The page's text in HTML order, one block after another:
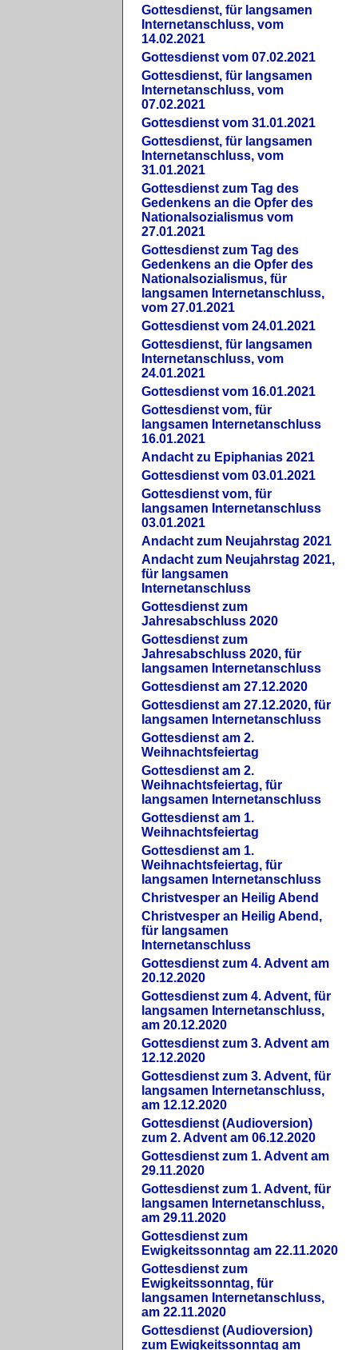
Gottesdienst, für langsamen
Internetanschluss, vom
14.02.2021
Gottesdienst vom 07.02.2021
Gottesdienst, für langsamen
Internetanschluss, vom
07.02.2021
Gottesdienst vom 31.01.2021
Gottesdienst, für langsamen
Internetanschluss, vom
31.01.2021
Gottesdienst zum Tag des
Gedenkens an die Opfer des
Nationalsozialismus vom
27.01.2021
Gottesdienst zum Tag des
Gedenkens an die Opfer des
Nationalsozialismus, für
langsamen Internetanschluss,
vom 27.01.2021
Gottesdienst vom 24.01.2021
Gottesdienst, für langsamen
Internetanschluss, vom
24.01.2021
Gottesdienst vom 16.01.2021
Gottesdienst vom, für
langsamen Internetanschluss
16.01.2021
Andacht zu Epiphanias 2021
Gottesdienst vom 03.01.2021
Gottesdienst vom, für
langsamen Internetanschluss
03.01.2021
Andacht zum Neujahrstag 2021
Andacht zum Neujahrstag 2021,
für langsamen
Internetanschluss
Gottesdienst zum
Jahresabschluss 2020
Gottesdienst zum
Jahresabschluss 2020, für
langsamen Internetanschluss
Gottesdienst am 27.12.2020
Gottesdienst am 27.12.2020, für
langsamen Internetanschluss
Gottesdienst am 2.
Weihnachtsfeiertag
Gottesdienst am 2.
Weihnachtsfeiertag, für
langsamen Internetanschluss
Gottesdienst am 1.
Weihnachtsfeiertag
Gottesdienst am 1.
Weihnachtsfeiertag, für
langsamen Internetanschluss
Christvesper an Heilig Abend
Christvesper an Heilig Abend,
für langsamen
Internetanschluss
Gottesdienst zum 4. Advent am
20.12.2020
Gottesdienst zum 4. Advent, für
langsamen Internetanschluss,
am 20.12.2020
Gottesdienst zum 3. Advent am
12.12.2020
Gottesdienst zum 3. Advent, für
langsamen Internetanschluss,
am 12.12.2020
Gottesdienst (Audioversion)
zum 2. Advent am 06.12.2020
Gottesdienst zum 1. Advent am
29.11.2020
Gottesdienst zum 1. Advent, für
langsamen Internetanschluss,
am 29.11.2020
Gottesdienst zum
Ewigkeitssonntag am 22.11.2020
Gottesdienst zum
Ewigkeitssonntag, für
langsamen Internetanschluss,
am 22.11.2020
Gottesdienst (Audioversion)
zum Ewigkeitssonntag am